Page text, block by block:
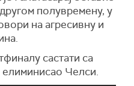
полувремену, у
на агресивну и
састати са
Челси.